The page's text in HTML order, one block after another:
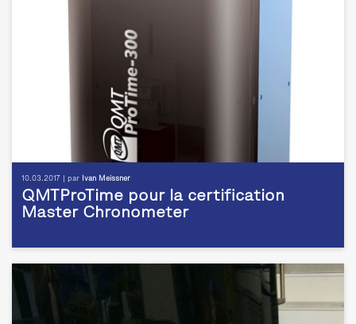
10.03.2017 | par Ivan Meissner
QMTProTime pour la certification
Master Chronometer